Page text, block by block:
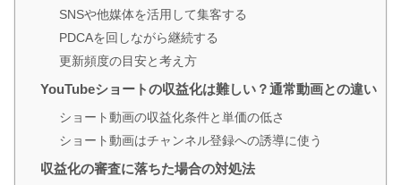
SNSや他媒体を活用して集客する
PDCAを回しながら継続する
更新頻度の目安と考え方
YouTubeショートの収益化は難しい？通常動画との違い
ショート動画の収益化条件と単価の低さ
ショート動画はチャンネル登録への誘導に使う
収益化の審査に落ちた場合の対処法